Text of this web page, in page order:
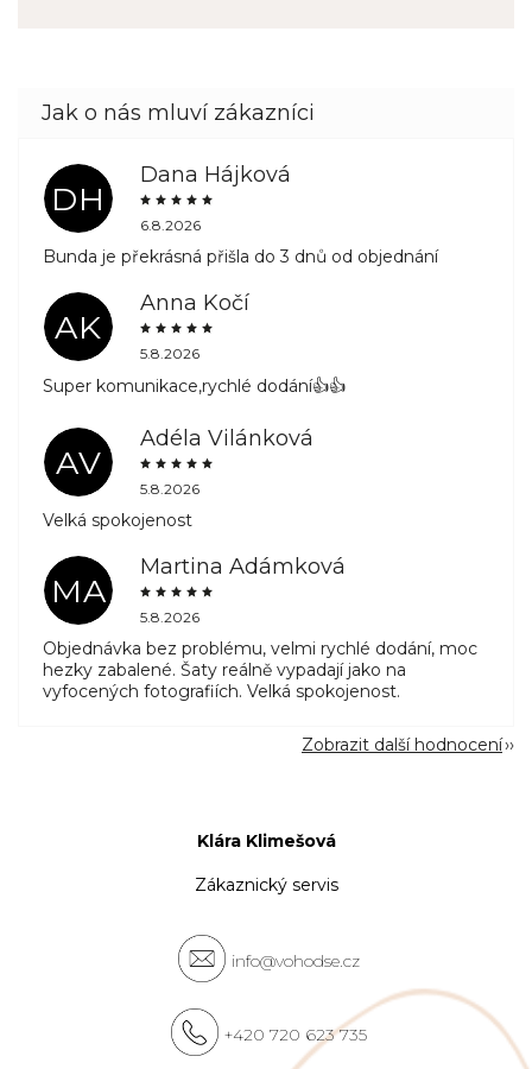
DH
Dana Hájková
6.8.2026
Bunda je překrásná přišla do 3 dnů od objednání
AK
Anna Kočí
5.8.2026
Super komunikace,rychlé dodání👍👍
AV
Adéla Vilánková
5.8.2026
Velká spokojenost
MA
Martina Adámková
5.8.2026
Objednávka bez problému, velmi rychlé dodání, moc
hezky zabalené. Šaty reálně vypadají jako na
vyfocených fotografiích. Velká spokojenost.
Zobrazit další hodnocení
Klára Klimešová
Zákaznický servis
info@vohodse.cz
+420 720 623 735